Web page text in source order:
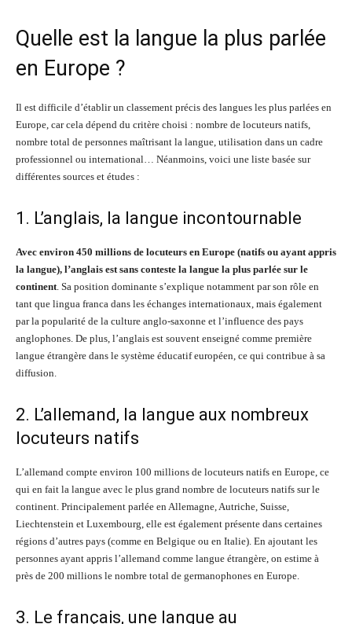
Quelle est la langue la plus parlée
en Europe ?
Il est difficile d’établir un classement précis des langues les plus parlées en
Europe, car cela dépend du critère choisi : nombre de locuteurs natifs,
nombre total de personnes maîtrisant la langue, utilisation dans un cadre
professionnel ou international… Néanmoins, voici une liste basée sur
différentes sources et études :
1. L’anglais, la langue incontournable
Avec environ 450 millions de locuteurs en Europe (natifs ou ayant appris
la langue), l’anglais est sans conteste la langue la plus parlée sur le
continent. Sa position dominante s’explique notamment par son rôle en
tant que lingua franca dans les échanges internationaux, mais également
par la popularité de la culture anglo-saxonne et l’influence des pays
anglophones. De plus, l’anglais est souvent enseigné comme première
langue étrangère dans le système éducatif européen, ce qui contribue à sa
diffusion.
2. L’allemand, la langue aux nombreux
locuteurs natifs
L’allemand compte environ 100 millions de locuteurs natifs en Europe, ce
qui en fait la langue avec le plus grand nombre de locuteurs natifs sur le
continent. Principalement parlée en Allemagne, Autriche, Suisse,
Liechtenstein et Luxembourg, elle est également présente dans certaines
régions d’autres pays (comme en Belgique ou en Italie). En ajoutant les
personnes ayant appris l’allemand comme langue étrangère, on estime à
près de 200 millions le nombre total de germanophones en Europe.
3. Le français, une langue au